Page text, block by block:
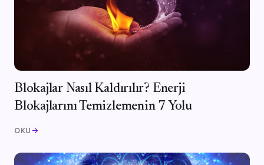
Blokajlar Nasıl Kaldırılır? Enerji
Blokajlarını Temizlemenin 7 Yolu
OKU arrow_forward